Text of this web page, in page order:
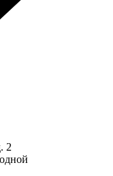
2